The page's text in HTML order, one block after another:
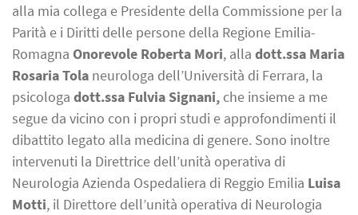
alla mia collega e Presidente della Commissione per la
Parità e i Diritti delle persone della Regione Emilia-
Romagna Onorevole Roberta Mori, alla dott.ssa Maria
Rosaria Tola neurologa dell’Università di Ferrara, la
psicologa dott.ssa Fulvia Signani, che insieme a me
segue da vicino con i propri studi e approfondimenti il
dibattito legato alla medicina di genere. Sono inoltre
intervenuti la Direttrice dell’unità operativa di
Neurologia Azienda Ospedaliera di Reggio Emilia Luisa
Motti, il Direttore dell’unità operativa di Neurologia